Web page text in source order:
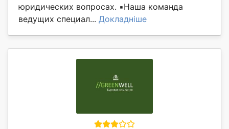
юридических вопросах. ▪️Наша команда
ведущих специал... Докладніше